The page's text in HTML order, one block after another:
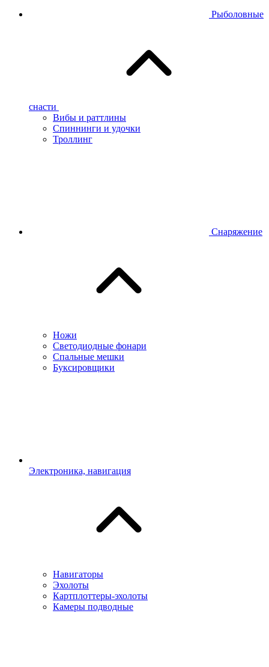
Рыболовные
снасти
Вибы и раттлины
Спиннинги и удочки
Троллинг
Снаряжение
Ножи
Светодиодные фонари
Спальные мешки
Буксировщики
Электроника, навигация
Навигаторы
Эхолоты
Картплоттеры-эхолоты
Камеры подводные